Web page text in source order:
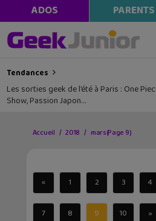
ADOS PARENTS
Tendances
Les sorties geek de l’été à Paris : One
Show, Passion Japon…
Accueil 2018 mars(Page 9)
« 1 2 3 4
7 8 9 10 »